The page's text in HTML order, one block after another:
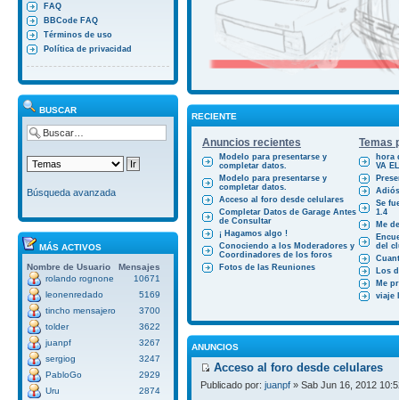
FAQ
BBCode FAQ
Términos de uso
Política de privacidad
BUSCAR
Búsqueda avanzada
MÁS ACTIVOS
Nombre de Usuario
Mensajes
rolando rognone
10671
leonenredado
5169
tincho mensajero
3700
tolder
3622
juanpf
3267
sergiog
3247
PabloGo
2929
Uru
2874
RECIENTE
Anuncios recientes Temas
Modelo para presentarse y
completar datos.
Modelo para presentarse y
completar datos.
Acceso al foro desde celulares
Completar Datos de Garage Antes
de Consultar
¡ Hagamos algo !
Conociendo a los Moderadores y
Coordinadores de los foros
Fotos de las Reuniones
hora
VA
Se
1.4
Me
del
Los
Me
viaje
ANUNCIOS
Acceso al foro desde celulares
Publicado por: juanpf » Sab Jun 16, 2012